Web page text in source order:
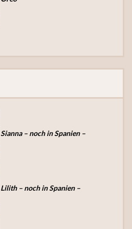
Sianna – noch in Spanien –
Lilith – noch in Spanien –